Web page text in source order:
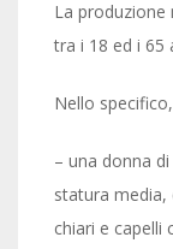
La produzione
tra i 18 ed i 65
Nello
– una donna
statura
chiari e capelli